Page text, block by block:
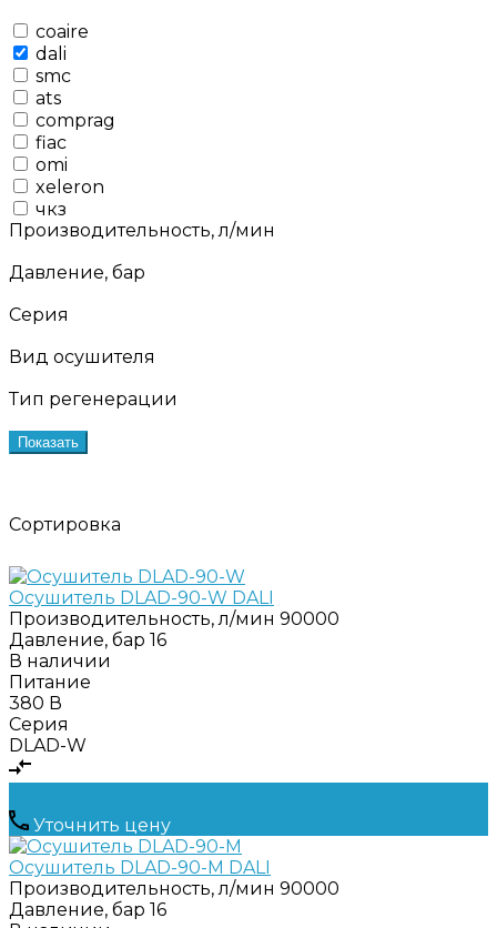
coaire
dali
smc
ats
comprag
fiac
omi
xeleron
чкз
Производительность, л/мин
Давление, бар
Серия
Вид осушителя
Тип регенерации
Показать
Сортировка
Осушитель DLAD-90-W DALI
Производительность, л/мин 90000
Давление, бар 16
В наличии
Питание
380 В
Серия
DLAD-W
Уточнить цену
Осушитель DLAD-90-M DALI
Производительность, л/мин 90000
Давление, бар 16